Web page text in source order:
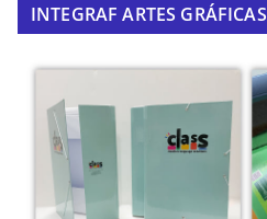
INTEGRAF ARTES GRÁFICAS